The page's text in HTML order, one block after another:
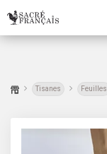
Tisanes Feuilles